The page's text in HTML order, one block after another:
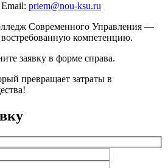
priem@nou-ksu.ru
Современного Управления —
востребованную компетенцию.
заявку в форме справа.
превращает затраты в